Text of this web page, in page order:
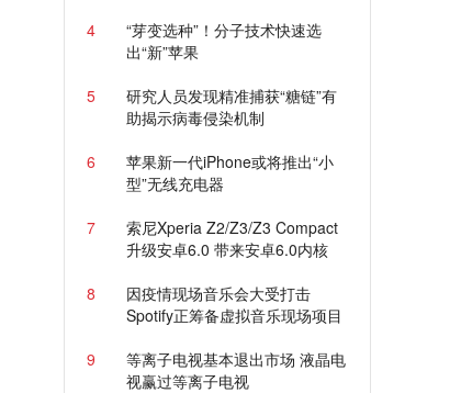
4
“芽变选种”！分子技术快速选
出“新”苹果
5
研究人员发现精准捕获“糖链”有
助揭示病毒侵染机制
6
苹果新一代iPhone或将推出“小
型”无线充电器
7
索尼Xperia Z2/Z3/Z3 Compact
升级安卓6.0 带来安卓6.0内核
8
因疫情现场音乐会大受打击
Spotify正筹备虚拟音乐现场项目
9
等离子电视基本退出市场 液晶电
视赢过等离子电视